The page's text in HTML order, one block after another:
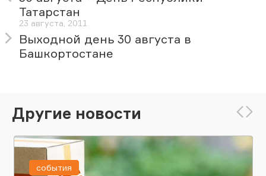
Татарстан
23 августа, 2011
Выходной день 30 августа в
Башкортостане
Другие новости
события